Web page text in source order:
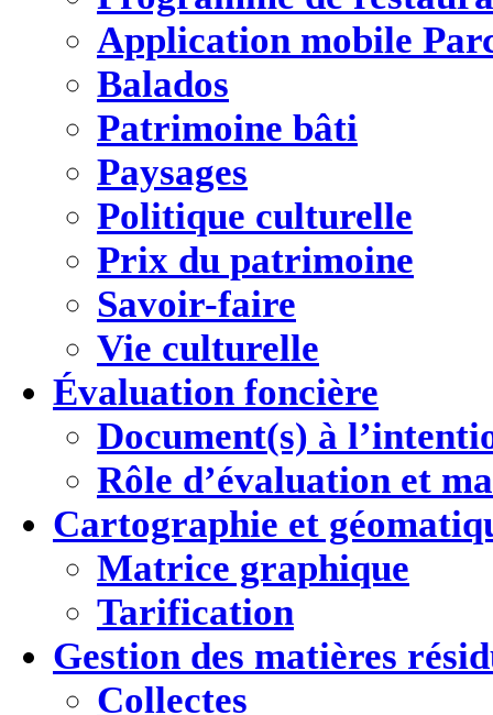
Application mobile
Balados
Patrimoine bâti
Paysages
Politique culturelle
Prix du patrimoine
Savoir-faire
Vie culturelle
Évaluation foncière
Document(s) à
Rôle d’évaluation et
Cartographie et
Matrice graphique
Tarification
Gestion des matières
Collectes